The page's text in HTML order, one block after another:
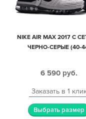
NIKE AIR MAX 2017 С
ЧЕРНО-СЕРЫЕ (40-
6 590 руб.
Заказать в 1
Выбрать размер